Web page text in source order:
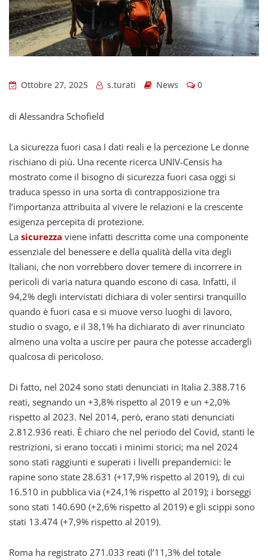
Ottobre 27, 2025 s.turati News 0
di Alessandra Schofield
La sicurezza fuori casa I dati reali e la percezione Le donne
rischiano di più. Una recente ricerca UNIV-Censis ha
mostrato come il bisogno di sicurezza fuori casa oggi si
traduca spesso in una sorta di contrapposizione tra
l’importanza attribuita al vivere le relazioni e la crescente
esigenza percepita di protezione.
La sicurezza viene infatti descritta come una componente
essenziale del benessere e della qualità della vita degli
Italiani, che non vorrebbero dover temere di incorrere in
pericoli di varia natura quando escono di casa. Infatti, il
94,2% degli intervistati dichiara di voler sentirsi tranquillo
quando è fuori casa e si muove verso luoghi di lavoro,
studio o svago, e il 38,1% ha dichiarato di aver rinunciato
almeno una volta a uscire per paura che potesse accadergli
qualcosa di pericoloso.
Di fatto, nel 2024 sono stati denunciati in Italia 2.388.716
reati, segnando un +3,8% rispetto al 2019 e un +2,0%
rispetto al 2023. Nel 2014, però, erano stati denunciati
2.812.936 reati. È chiaro che nel periodo del Covid, stanti le
restrizioni, si erano toccati i minimi storici; ma nel 2024
sono stati raggiunti e superati i livelli prepandemici: le
rapine sono state 28.631 (+17,9% rispetto al 2019), di cui
16.510 in pubblica via (+24,1% rispetto al 2019); i borseggi
sono stati 140.690 (+2,6% rispetto al 2019) e gli scippi sono
stati 13.474 (+7,9% rispetto al 2019).
Roma ha registrato 271.033 reati (l’11,3% del totale